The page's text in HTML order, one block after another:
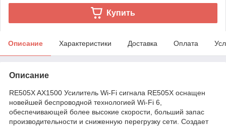
Купить
Описание Характеристики Доставка Оплата
Описание
RE505X AX1500 Усилитель Wi-Fi сигнала RE505X оснащен
новейшей беспроводной технологией Wi-Fi 6,
обеспечивающей более высокие скорости, больший запас
производительности и сниженную перегрузку сети. Создает